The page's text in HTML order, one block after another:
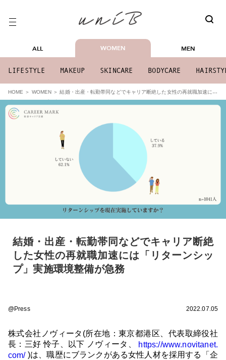
ALL WOMEN MEN
LIFESTYLE MAKEUP SKINCARE BODYCARE
HOME WOMEN
結婚・出産・転勤帯同などでキャリア断絶した女性の再就職加速には
結婚・出産・転勤帯同などでキャリア断絶
した女性の再就職加速には「リターンシッ
プ」実施環境整備が急務
@Press 2022.07.05
株式会社ノヴィータ(所在地：東京都港区、代表取締役社
長：三好 怜子、以下 ノヴィータ、 https://www.novitanet.
com/)は、職歴にブランクがある女性人材を採用する「企